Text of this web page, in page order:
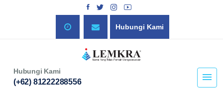
Hubungi Kami
Hubungi Kami
(+62) 81222288556